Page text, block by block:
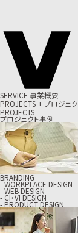
SERVICE 事業概要
PROJECTS +プロジェク
PROJECTS
プロジェクト事例
BRANDING
- WORKPLACE DESIGN
- WEB DESIGN
- CI・VI DESIGN
- PRODUCT DESIGN